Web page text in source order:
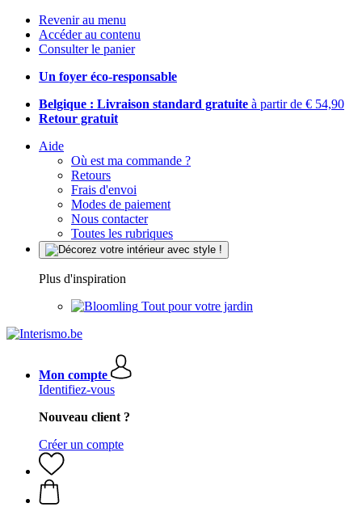
Revenir au menu
Accéder au contenu
Consulter le panier
Un foyer éco-responsable
Belgique : Livraison standard gratuite à partir de € 54,90
Retour gratuit
Aide
Où est ma commande ?
Retours
Frais d'envoi
Modes de paiement
Nous contacter
Toutes les rubriques
Plus d'inspiration
Tout pour votre jardin
Mon compte
Identifiez-vous
Nouveau client ?
Créer un compte